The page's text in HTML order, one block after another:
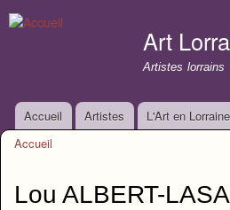
Art
Artistes lorrains
Menu principal
Accueil Artistes L'Art en Lorraine
Accueil
Lou ALBERT-